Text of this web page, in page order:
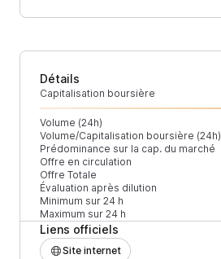
Détails
Capitalisation boursière
Volume (24h)
Volume/Capitalisation boursière (24h)
Prédominance sur la cap. du marché
Offre en circulation
Offre Totale
Évaluation après dilution
Minimum sur 24 h
Maximum sur 24 h
Liens officiels
Site internet